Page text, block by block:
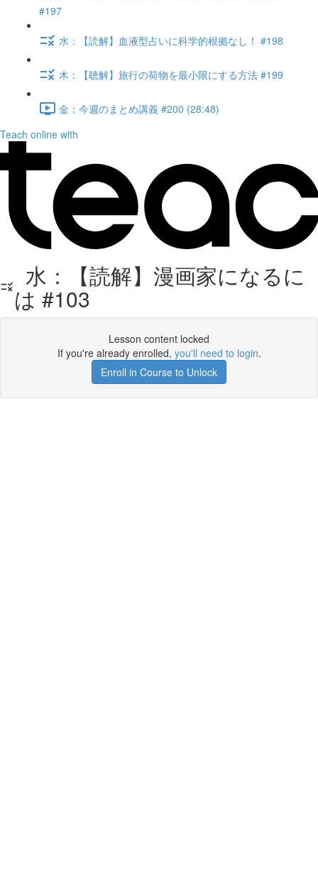
#197
水：【読解】血液型占いに科学的根拠なし！ #198
木：【聴解】旅行の荷物を最小限にする方法 #199
金：今週のまとめ講義 #200 (28:48)
Teach online with
水：【読解】漫画家になるに
は #103
Lesson content locked
If you're already enrolled, you'll need to login.
Enroll in Course to Unlock